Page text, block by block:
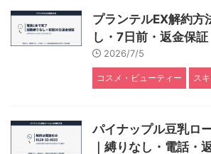
プランテルEX解約方
し・7日前・返金保
2026/7/5
コスメ・ビューティー ス
パイナップル豆乳ロ
｜縛りなし・電話